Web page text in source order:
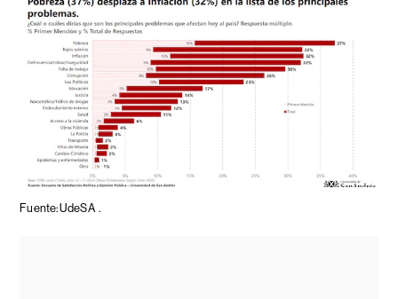
Fuente: UdeSA .